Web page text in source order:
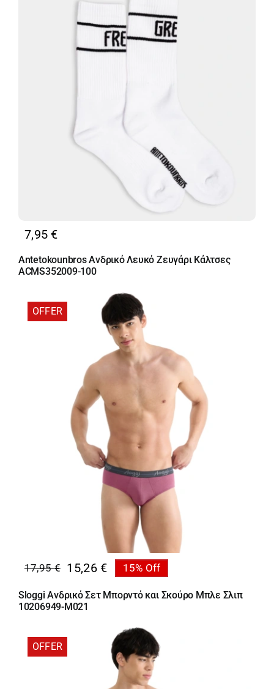
7,95 €
Antetokounbros Ανδρικό Λευκό Ζευγάρι Κάλτσες
ACMS352009-100
OFFER
17,95€
Original
price
was:
15,26 €
Η
τρέχουσα
τιμή
15,26 €.
15% Off
Sloggi Ανδρικό Σετ Μπορντό και Σκούρο Μπλε Σλιπ
10206949-M021
OFFER